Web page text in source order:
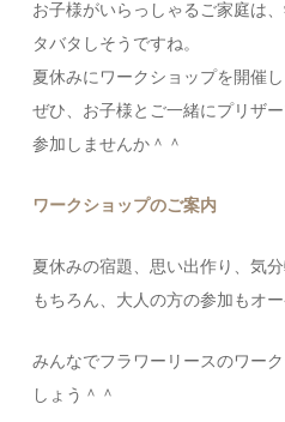
お子様がいらっしゃるご家庭は
タバタしそうですね。
夏休みにワークショップを開催し
ぜひ、お子様とご一緒にプリザ
参加しませんか＾＾
ワークショップのご案内
夏休みの宿題、思い出作り、気
もちろん、大人の方の参加もオ
みんなでフラワーリースのワー
しょう＾＾